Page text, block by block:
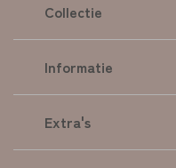
Collectie
Informatie
Extra's